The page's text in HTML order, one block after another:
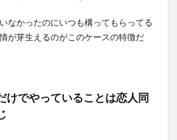
なかったのにいつも構ってもらってる
が芽生えるのがこのケースの特徴だ
けでやっていることは恋人同